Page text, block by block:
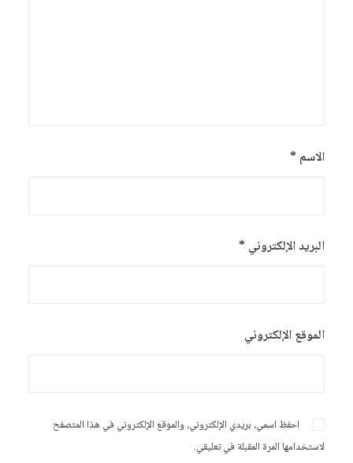
الاسم*
البريد الإلكتروني*
الموقع الإلكتروني
احفظ اسمي، بريدي الإلكتروني، والموقع الإلكتروني في هذا المتصفح
لاستخدامها المرة المقبلة في تعليقي.